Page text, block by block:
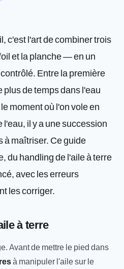
c'est l'art de combiner trois
et la planche — en un
Entre la première
plus de temps dans l'eau
moment où l'on vole en
il y a une succession
à maîtriser. Ce guide
du handling de l'aile à terre
avec les erreurs
les corriger.
à terre
Avant de mettre le pied dans
à manipuler l'aile sur le